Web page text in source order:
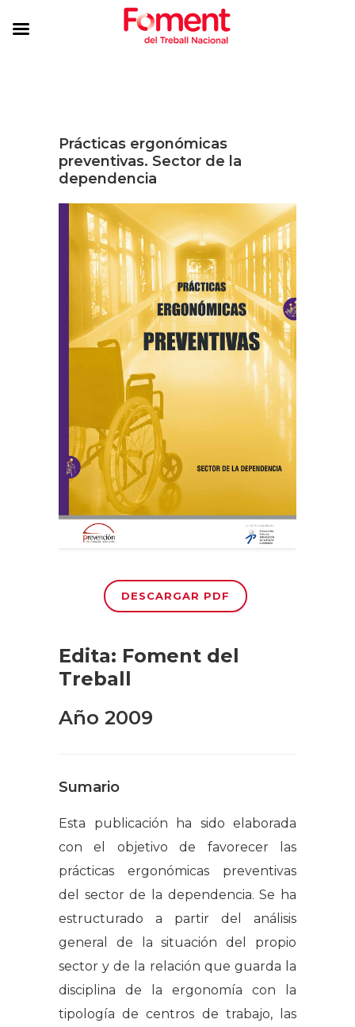
Prácticas ergonómicas
preventivas. Sector de la
dependencia
DESCARGAR PDF
Edita: Foment del
Treball
Año 2009
Sumario
Esta publicación ha sido elaborada
con el objetivo de favorecer las
prácticas ergonómicas preventivas
del sector de la dependencia. Se ha
estructurado a partir del análisis
general de la situación del propio
sector y de la relación que guarda la
disciplina de la ergonomía con la
tipología de centros de trabajo, las